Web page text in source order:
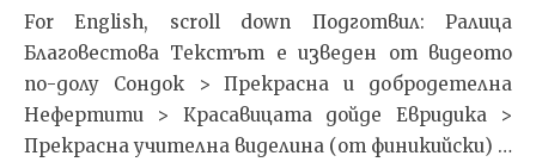
For English, scroll down Подготвил: Ралица
Благовестова Текстът e изведен от видеото
по-долу Сондок > Прекрасна и добродетелна
Нефертити > Красавицата дойде Евридика >
Прекрасна учителна виделина (от финикийски) …